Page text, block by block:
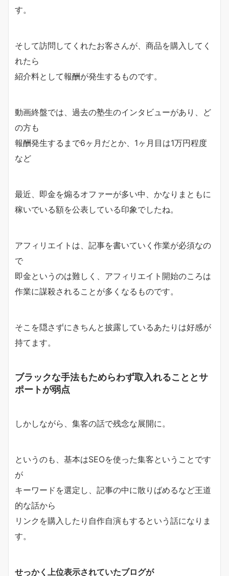
す。
そして訪問してくれたお客さんが、商品を購入してく
れたら
紹介料として報酬が発生するものです。
動画終盤では、過去の塾生のインタビューがあり、ど
の方も
報酬発生するまで6ヶ月だとか、1ヶ月目は1万円程度
など
最近、即金を煽るオファーが多い中、かなりまともに
稼いでいる額を公表している印象でしたね。
アフィリエイトは、記事を書いていく作業が必須なの
で
即金というのは難しく、アフィリエイト開始のころは
作業に謀殺されることが多くなるものです。
そこを隠さずにきちんと披露しているあたりは好感が
持てます。
ブラックな手法もためらわず取入れることとサ
ポートが弱点
しかしながら、集客の話で残念な展開に。
というのも、基本はSEOを使った集客ということです
が
キーワードを選定し、記事の中に散りばめるなど王道
的な話から
リンクを購入したり自作自演もするという話になりま
す。
せっかく上位表示されていたブログが